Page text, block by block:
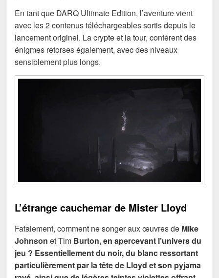
En tant que DARQ Ultimate Edition, l’aventure vient
avec les 2 contenus téléchargeables sortis depuis le
lancement originel. La crypte et la tour, confèrent des
énigmes retorses également, avec des niveaux
sensiblement plus longs.
L’étrange cauchemar de Mister Lloyd
Fatalement, comment ne songer aux œuvres de Mike
Johnson et Tim Burton, en apercevant l’univers du
jeu ? Essentiellement du noir, du blanc ressortant
particulièrement par la tête de Lloyd et son pyjama